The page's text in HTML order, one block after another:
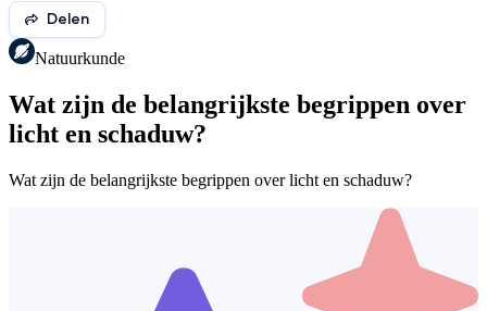
Delen
Natuurkunde
Wat zijn de belangrijkste begrippen over
licht en schaduw?
Wat zijn de belangrijkste begrippen over licht en schaduw?